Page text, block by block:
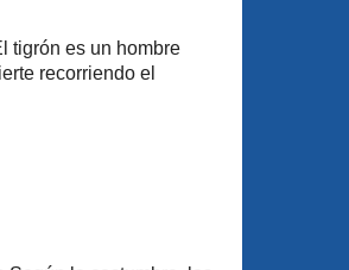
tigrón es un hombre
recorriendo el